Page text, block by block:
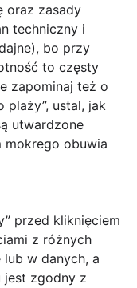
oraz zasady
techniczny i
bo przy
to częsty
zapominaj też o
plaży”, ustal, jak
utwardzone
mokrego obuwia
przed kliknięciem
z różnych
w danych, a
jest zgodny z